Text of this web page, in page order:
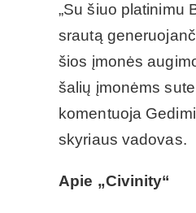
„Su šiuo platinimu
srautą
šios įmonės
šalių įmonėms
komentuoja
skyriaus vadovas.
Apie „Civinity“